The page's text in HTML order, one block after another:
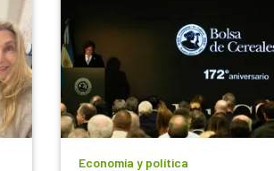
Economía y política